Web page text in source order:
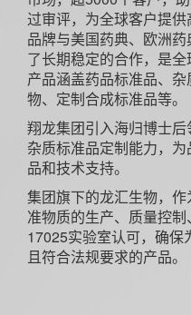
过审评，为全球客户提供
品牌与美国药典、欧洲
了长期稳定的合作，是全
产品涵盖药品标准品、
物、定制合成标准品等。
翔龙集团引入海归博士
杂质标准品定制能力，
品和技术支持。
集团旗下的龙汇生物，
准物质的生产、质量控
17025实验室认可，确
且符合法规要求的产品。